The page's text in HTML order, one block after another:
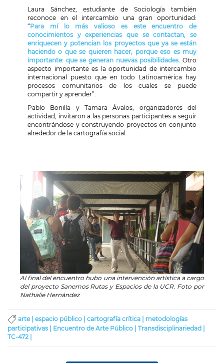
Laura Sánchez, estudiante de Sociología también
reconoce en el intercambio una gran oportunidad:
“Para mí lo más valioso es este encuentro de
conocimientos y experiencias que se contactan, se
enriquecen y potencian los proyectos que ya se están
haciendo o que se quieren hacer, porque eso es muy
importante: que se generan nuevas posibilidades. Otro
aspecto importante es la oportunidad de intercambio
internacional puesto que en todo Latinoamérica hay
procesos comunitarios de los cuales se puede
compartir y aprender”.
Pablo Bonilla y Tamara Ávalos, organizadores del
actividad, invitaron a las personas participantes a seguir
encontrándose y construyendo proyectos en conjunto
alrededor de la cartografía social.
Al final del encuentro hubo una intervención artística a cargo
del proyecto Sanemos Rutas y Espacios de la UCR. Foto por
Nathalie Hernández
arte | espacio público | cartografía crítica | metodologías
participativas | Encuentro de Arte Público | Transdisciplinariedad |
TC-472 |